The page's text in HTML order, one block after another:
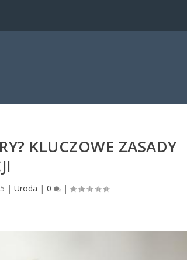
KLUCZOWE ZASADY
|Uroda |0 |